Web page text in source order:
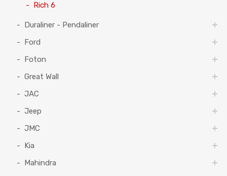
Rich 6
Duraliner - Pendaliner
Ford
Foton
Great Wall
JAC
Jeep
JMC
Kia
Mahindra